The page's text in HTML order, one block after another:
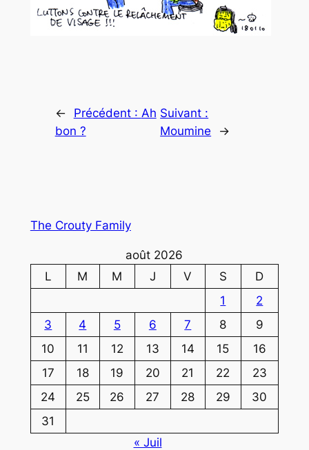
← Précédent : Ah
bon ?
Suivant :
Moumine
→
The Crouty Family
août 2026
L
M M J V S
D
1
2
3
4 5 6 7 8
9
10
11 12 13 14 15
16
17
18 19 20 21 22
23
24
25 26 27 28 29
30
31
« Juil